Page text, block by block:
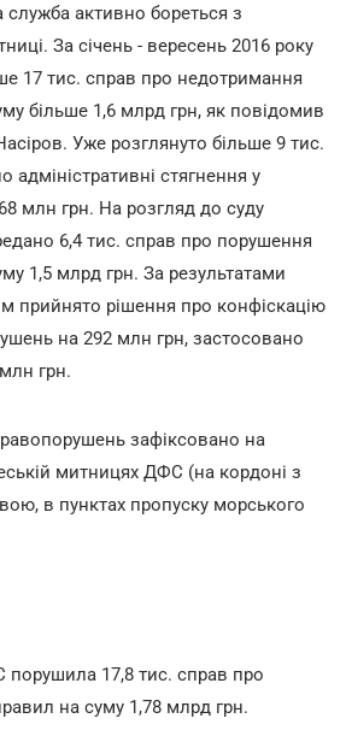
активно бореться з
За січень - вересень 2016 року
17 тис. справ про недотримання
більше 1,6 млрд грн, як повідомив
Уже розглянуто більше 9 тис.
адміністративні стягнення у
млн грн. На розгляд до суду
6,4 тис. справ про порушення
1,5 млрд грн. За результатами
прийнято рішення про конфіскацію
на 292 млн грн, застосовано
грн.
зафіксовано на
митницях ДФС (на кордоні з
в пунктах пропуску морського
порушила 17,8 тис. справ про
на суму 1,78 млрд грн.